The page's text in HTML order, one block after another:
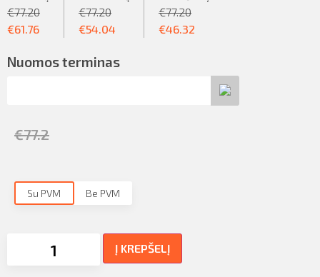
€77.20
€61.76
€77.20
€54.04
€77.20
€46.32
Nuomos terminas
€77.2
Su PVM Be PVM
Į KREPŠELĮ